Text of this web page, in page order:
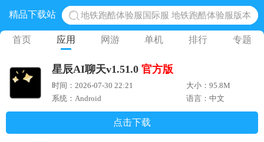
精品下载站
地铁跑酷体验服国际服 地铁跑酷体验服版本
网易光遇手游正版 点亮星空共庆周年
蛋仔派对下载 蛋仔派对体验服
奥特曼王者传奇 正版奥特曼游戏
首页 应用 网游 单机 排行 专题
星辰AI聊天v1.51.0 官方版
时间：2026-07-30 22:21
大小：95.8M
系统：Android
语言：中文
点击下载